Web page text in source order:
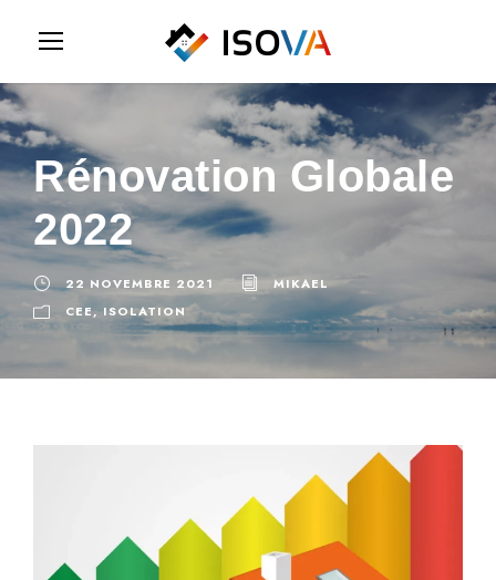
Rénovation Globale
2022
22 NOVEMBRE 2021
MIKAEL
CEE, ISOLATION